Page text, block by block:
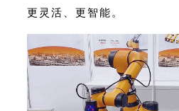
更灵活、更智能。